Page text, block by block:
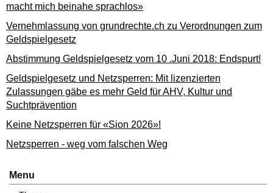
macht mich beinahe sprachlos»
Vernehmlassung von grundrechte.ch zu Verordnungen zum
Geldspielgesetz
Abstimmung Geldspielgesetz vom 10 .Juni 2018: Endspurt!
Geldspielgesetz und Netzsperren: Mit lizenzierten
Zulassungen gäbe es mehr Geld für AHV, Kultur und
Suchtprävention
Keine Netzsperren für «Sion 2026»!
Netzsperren - weg vom falschen Weg
Menu